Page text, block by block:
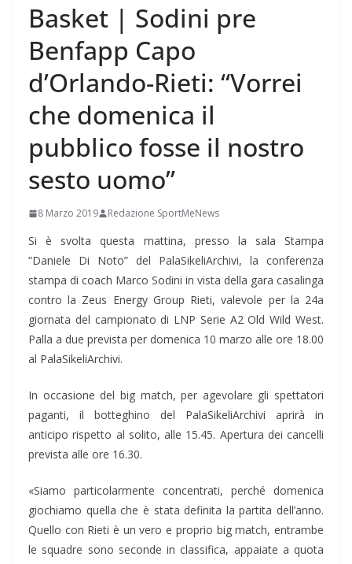
Basket | Sodini pre
Benfapp Capo
d’Orlando-Rieti: “Vorrei
che domenica il
pubblico fosse il nostro
sesto uomo”
8 Marzo 2019 Redazione SportMeNews
Si è svolta questa mattina, presso la sala Stampa
“Daniele Di Noto” del PalaSikeliArchivi, la conferenza
stampa di coach Marco Sodini in vista della gara casalinga
contro la Zeus Energy Group Rieti, valevole per la 24a
giornata del campionato di LNP Serie A2 Old Wild West.
Palla a due prevista per domenica 10 marzo alle ore 18.00
al PalaSikeliArchivi.
In occasione del big match, per agevolare gli spettatori
paganti, il botteghino del PalaSikeliArchivi aprirà in
anticipo rispetto al solito, alle 15.45. Apertura dei cancelli
prevista alle ore 16.30.
«Siamo particolarmente concentrati, perché domenica
giochiamo quella che è stata definita la partita dell’anno.
Quello con Rieti è un vero e proprio big match, entrambe
le squadre sono seconde in classifica, appaiate a quota